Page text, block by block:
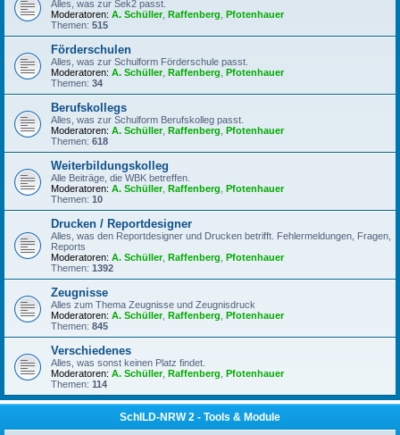
Alles, was zur Sek2 passt.
Moderatoren: A. Schüller, Raffenberg Pfotenhauer
Themen: 515
Förderschulen
Alles, was zur Schulform Förderschule passt.
Moderatoren: A. Schüller, Raffenberg Pfotenhauer
Themen: 34
Berufskollegs
Alles, was zur Schulform Berufskolleg passt.
Moderatoren: A. Schüller, Raffenberg Pfotenhauer
Themen: 618
Weiterbildungskolleg
Alle Beiträge, die WBK betreffen.
Moderatoren: A. Schüller, Raffenberg Pfotenhauer
Themen: 10
Drucken / Reportdesigner
Alles, was den Reportdesigner und Drucken betrifft. Fehlermeldungen, Fragen,
Reports
Moderatoren: A. Schüller, Raffenberg Pfotenhauer
Themen: 1392
Zeugnisse
Alles zum Thema Zeugnisse und Zeugnisdruck
Moderatoren: A. Schüller, Raffenberg Pfotenhauer
Themen: 845
Verschiedenes
Alles, was sonst keinen Platz findet.
Moderatoren: A. Schüller, Raffenberg Pfotenhauer
Themen: 114
SchILD-NRW 2 - Tools & Module